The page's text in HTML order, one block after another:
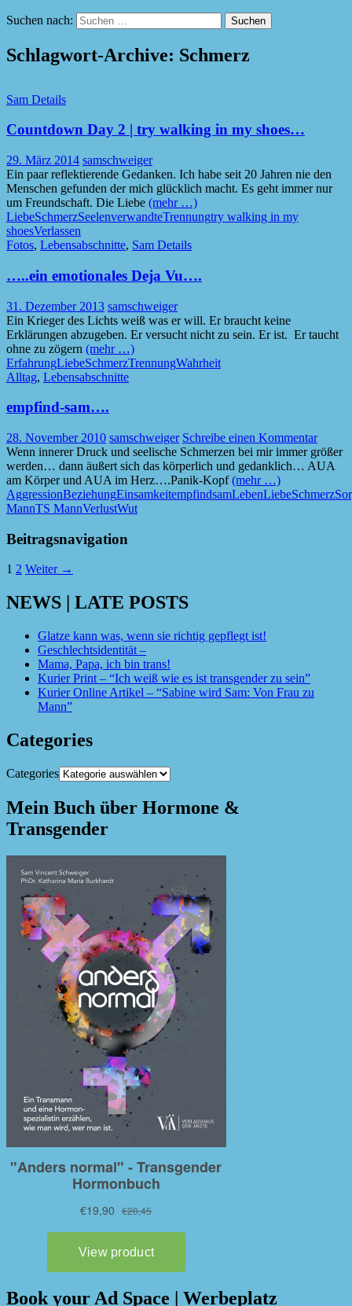
Suchen nach:
Schlagwort-Archive: Schmerz
Sam Details
Countdown Day 2 | try walking in my shoes…
29. März 2014 samschweiger
Ein paar reflektierende Gedanken. Ich habe seit 20 Jahren nie den
Menschen gefunden der mich glücklich macht. Es geht immer nur
um Freundschaft. Die Liebe (mehr …)
LiebeSchmerzSeelenverwandteTrennungtry walking in my
shoesVerlassen
Fotos, Lebensabschnitte, Sam Details
…..ein emotionales Deja Vu….
31. Dezember 2013 samschweiger
Ein Krieger des Lichts weiß was er will. Er braucht keine
Erklärungen abzugeben. Er versucht nicht zu sein. Er ist. Er taucht
ohne zu zögern (mehr …)
ErfahrungLiebeSchmerzTrennungWahrheit
Alltag, Lebensabschnitte
empfind-sam….
28. November 2010 samschweiger Schreibe einen Kommentar
Wenn innerer Druck und seelische Schmerzen bei mir immer größer
werden… dann äußert sich das körperlich und gedanklich… AUA
am Körper und AUA im Herz….Panik-Kopf(mehr …)
AggressionBeziehungEinsamkeitempfindsamLebenLiebeSchmerz
MannTS MannVerlustWut
Beitragsnavigation
1 2 Weiter →
NEWS | LATE POSTS
Glatze kann was, wenn sie richtig gepflegt ist!
Geschlechtsidentität –
Mama, Papa, ich bin trans!
Kurier Print – “Ich weiß wie es ist transgender zu sein”
Kurier Online Artikel – “Sabine wird Sam: Von Frau zu
Mann”
Categories
Categories
Mein Buch über Hormone &
Transgender
Book your Ad Space | Werbeplatz